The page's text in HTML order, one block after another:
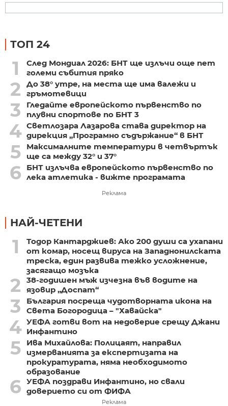
ТОП 24
1
След Мондиал 2026: БНТ ще излъчи още пет
големи събития пряко
2
До 38° утре, на места ще има валежи и
гръмотевици
3
Гледайте европейското първенство по
плувни спортове по БНТ 3
4 Светлозара Лазарова става директор на
дирекция „Програмно съдържание“ в БНТ
5
Максималните температури в четвъртък
ще са между 32° и 37°
6
БНТ излъчва европейското първенство по
лека атлетика - вижте програмата
Реклама
НАЙ-ЧЕТЕНИ
1
Тодор Кантарджиев: Ако 200 души са ухапани
от комар, носещ вируса на Западнонилската
треска, един развива тежко усложнение,
засягащо мозъка
2
38-годишен мъж изчезна във водите на
язовир „Доспат“
3
България посреща чудотворната икона на
Света Богородица – "Хавайска"
4 УЕФА готви вот на недоверие срещу Джани
Инфантино
5
Ива Михайлова: Полицаят, направил
измерванията за експертизата на
прокуратурата, няма необходимото
образование
6 УЕФА поздрави Инфантино, но свали
доверието си от ФИФА
Реклама